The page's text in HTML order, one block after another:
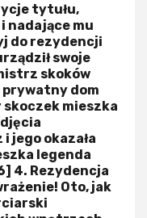
tytułu,
nadające mu
do rezydencji
swoje
skoków
prywatny dom
skoczek mieszka
jego okazała
legenda
4. Rezydencja
Oto, jak